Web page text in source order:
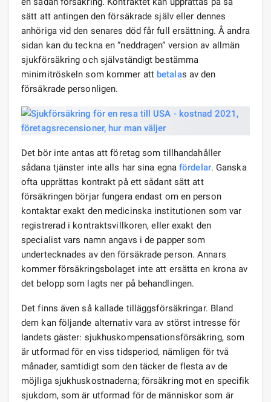
sätt att antingen den försäkrade själv eller dennes
anhöriga vid den senares död får full ersättning. Å andra
sidan kan du teckna en ”neddragen” version av allmän
sjukförsäkring och självständigt bestämma
minimitröskeln som kommer att betalas av den
försäkrade personligen.
Det bör inte antas att företag som tillhandahåller
sådana tjänster inte alls har sina egnafördelar. Ganska
ofta upprättas kontrakt på ett sådant sätt att
försäkringen börjar fungera endast om en person
kontaktar exakt den medicinska institutionen som var
registrerad i kontraktsvillkoren, eller exakt den
specialist vars namn angavs i de papper som
undertecknades av den försäkrade person. Annars
kommer försäkringsbolaget inte att ersätta en krona av
det belopp som lagts ner på behandlingen.
Det finns även så kallade tilläggsförsäkringar. Bland
dem kan följande alternativ vara av störst intresse för
landets gäster: sjukhuskompensationsförsäkring, som
är utformad för en viss tidsperiod, nämligen för två
månader, samtidigt som den täcker de flesta av de
möjliga sjukhuskostnaderna; försäkring mot en specifik
sjukdom, som är utformad för de människor som är